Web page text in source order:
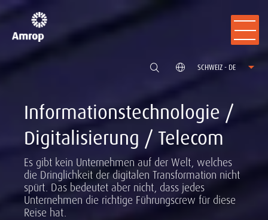
SCHWEIZ - DE
Informationstechnologie /
Digitalisierung / Telecom
Es gibt kein Unternehmen auf der Welt, welches
die Dringlichkeit der digitalen Transformation nicht
spürt. Das bedeutet aber nicht, dass jedes
Unternehmen die richtige Führungscrew für diese
Reise hat.